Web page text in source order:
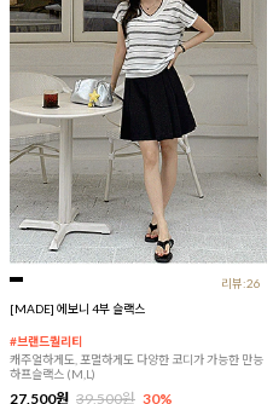
리뷰:26
[MADE] 에보니 4부 슬랙스
#브랜드퀄리티
캐주얼하게도, 포멀하게도 다양한 코디가 가능한 만능
하프슬랙스 (M,L)
27,500원 39,500원 30%